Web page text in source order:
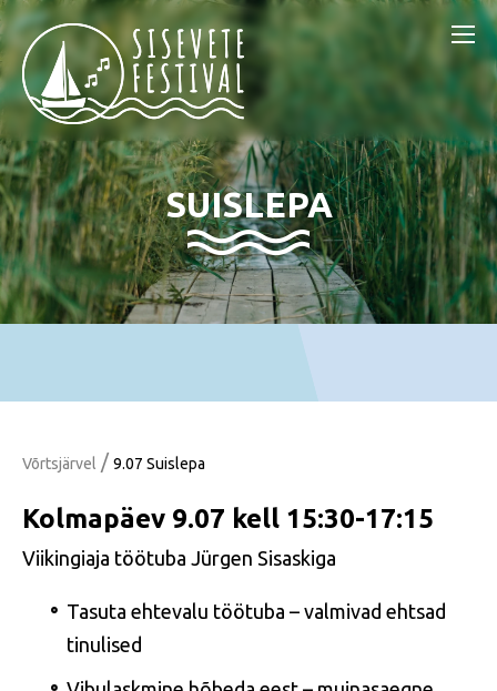
SUISLEPA
Võrtsjärvel / 9.07 Suislepa
Kolmapäev 9.07 kell 15:30-17:15
Viikingiaja töötuba Jürgen Sisaskiga
Tasuta ehtevalu töötuba – valmivad ehtsad
tinulised